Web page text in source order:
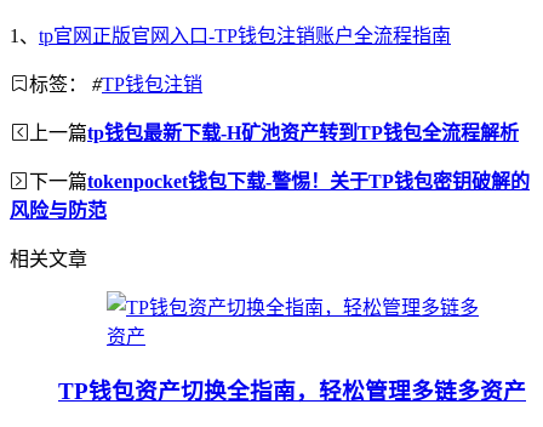
1、 tp官网正版官网入口-TP钱包注销账户全流程指南
标签： #TP钱包注销
上一篇tp钱包最新下载-H矿池资产转到TP钱包全流程解析
下一篇tokenpocket钱包下载-警惕！关于TP钱包密钥破解的
风险与防范
相关文章
TP钱包资产切换全指南，轻松管理多链多资产